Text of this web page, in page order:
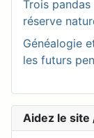
Trois pandas
réserve
Généalogie
les futurs
Aidez le site